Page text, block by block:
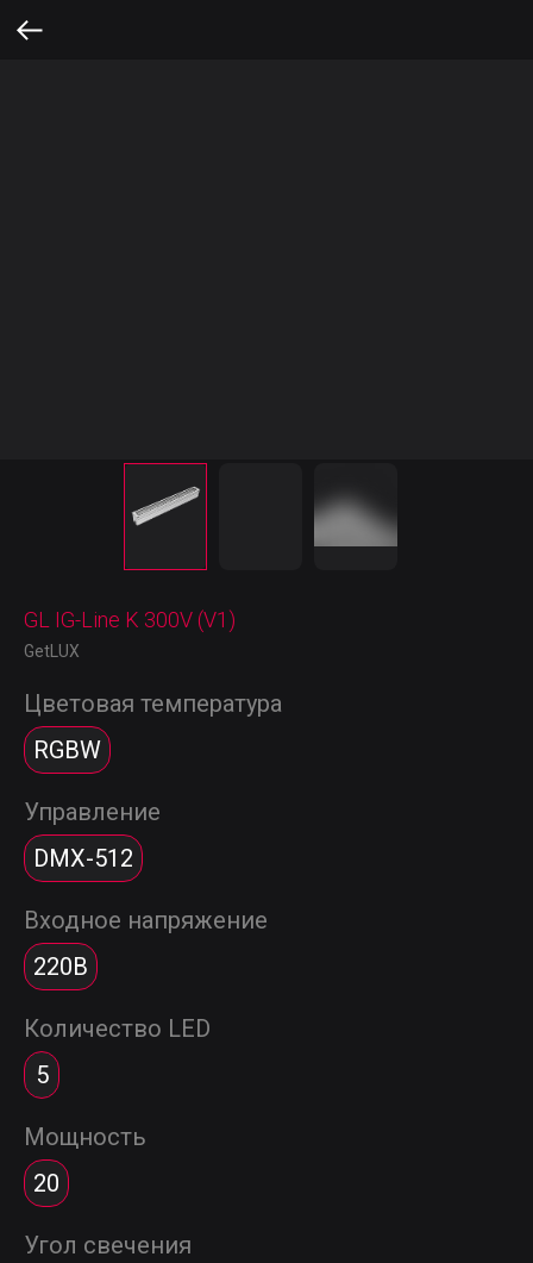
GL IG-Line K 300V (V1)
GetLUX
Цветовая температура
RGBW
Управление
DMX-512
Входное напряжение
220В
Количество LED
5
Мощность
20
Угол свечения